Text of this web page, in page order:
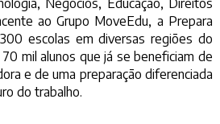
Negócios, Educação, Direitos
ao Grupo MoveEdu, a Prepara
escolas em diversas regiões do
mil alunos que já se beneficiam de
e de uma preparação diferenciada
do trabalho.